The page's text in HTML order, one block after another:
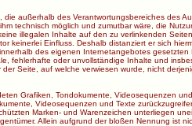
außerhalb des Verantwortungsbereiches des
technisch möglich und zumutbar wäre, die
illegalen Inhalte auf den zu verlinkenden
keinerlei Einfluss. Deshalb distanziert er sich
des eigenen Internetangebotes gesetzten
fehlerhafte oder unvollständige Inhalte und
Seite, auf welche verwiesen wurde, nicht
Grafiken, Tondokumente, Videosequenzen
Videosequenzen und Texte
Marken- und Warenzeichen unterliegen
Allein aufgrund der bloßen Nennung ist